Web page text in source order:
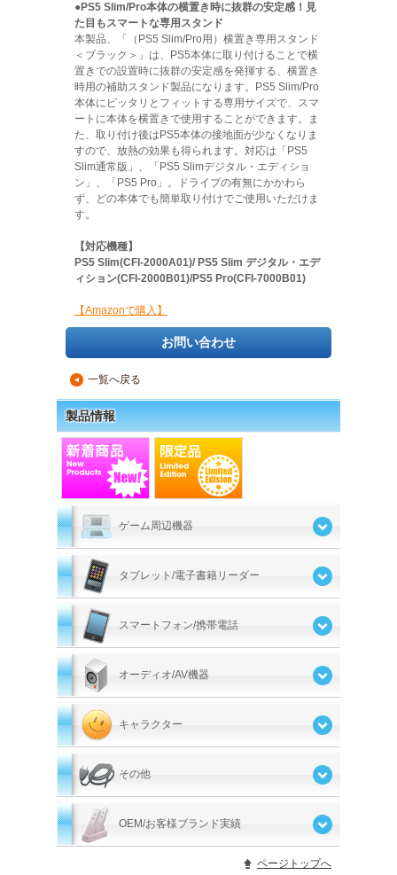
●PS5 Slim/Pro本体の横置き時に抜群の安定感！見
た目もスマートな専用スタンド
本製品、「（PS5 Slim/Pro用）横置き専用スタンド
＜ブラック＞」は、PS5本体に取り付けることで横
置きでの設置時に抜群の安定感を発揮する、横置き
時用の補助スタンド製品になります。PS5 Slim/Pro
本体にピッタリとフィットする専用サイズで、スマ
ートに本体を横置きで使用することができます。ま
た、取り付け後はPS5本体の接地面が少なくなりま
すので、放熱の効果も得られます。対応は「PS5
Slim通常版」、「PS5 Slimデジタル・エディショ
ン」、「PS5 Pro」。ドライブの有無にかかわら
ず、どの本体でも簡単取り付けでご使用いただけま
す。
【対応機種】
PS5 Slim(CFI-2000A01)/ PS5 Slim デジタル・エデ
ィション(CFI-2000B01)/PS5 Pro(CFI-7000B01)
【Amazonで購入】
お問い合わせ
▲ 一覧へ戻る
製品情報
ゲーム周辺機器
タブレット/電子書籍リーダー
スマートフォン/携帯電話
オーディオ/AV機器
キャラクター
その他
OEM/お客様ブランド実績
ページトップへ